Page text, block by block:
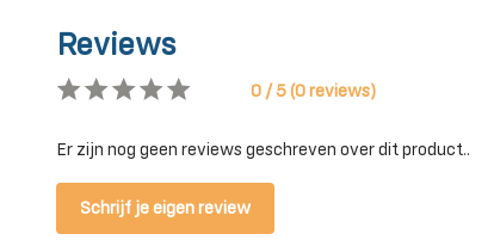
Reviews
0 / 5 (0 reviews)
Er zijn nog geen reviews geschreven over dit product..
Schrijf je eigen review